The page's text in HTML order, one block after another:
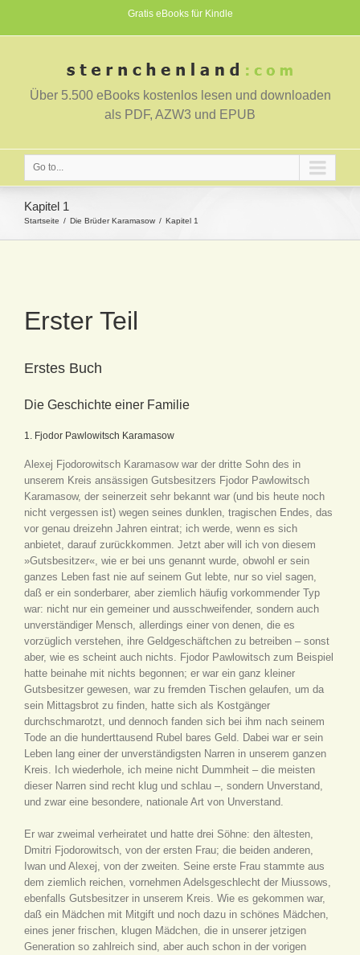
Gratis eBooks für Kindle
Über 5.500 eBooks kostenlos lesen und downloaden
als PDF, AZW3 und EPUB
Go to...
Kapitel 1
Startseite Die Brüder Karamasow Kapitel 1
Erster Teil
Erstes Buch
Die Geschichte einer Familie
1. Fjodor Pawlowitsch Karamasow
Alexej Fjodorowitsch Karamasow war der dritte Sohn des in
unserem Kreis ansässigen Gutsbesitzers Fjodor Pawlowitsch
Karamasow, der seinerzeit sehr bekannt war (und bis heute noch
nicht vergessen ist) wegen seines dunklen, tragischen Endes, das
vor genau dreizehn Jahren eintrat; ich werde, wenn es sich
anbietet, darauf zurückkommen. Jetzt aber will ich von diesem
»Gutsbesitzer«, wie er bei uns genannt wurde, obwohl er sein
ganzes Leben fast nie auf seinem Gut lebte, nur so viel sagen,
daß er ein sonderbarer, aber ziemlich häufig vorkommender Typ
war: nicht nur ein gemeiner und ausschweifender, sondern auch
unverständiger Mensch, allerdings einer von denen, die es
vorzüglich verstehen, ihre Geldgeschäftchen zu betreiben – sonst
aber, wie es scheint auch nichts. Fjodor Pawlowitsch zum Beispiel
hatte beinahe mit nichts begonnen; er war ein ganz kleiner
Gutsbesitzer gewesen, war zu fremden Tischen gelaufen, um da
sein Mittagsbrot zu finden, hatte sich als Kostgänger
durchschmarotzt, und dennoch fanden sich bei ihm nach seinem
Tode an die hunderttausend Rubel bares Geld. Dabei war er sein
Leben lang einer der unverständigsten Narren in unserem ganzen
Kreis. Ich wiederhole, ich meine nicht Dummheit – die meisten
dieser Narren sind recht klug und schlau –, sondern Unverstand,
und zwar eine besondere, nationale Art von Unverstand.
Er war zweimal verheiratet und hatte drei Söhne: den ältesten,
Dmitri Fjodorowitsch, von der ersten Frau; die beiden anderen,
Iwan und Alexej, von der zweiten. Seine erste Frau stammte aus
dem ziemlich reichen, vornehmen Adelsgeschlecht der Miussows,
ebenfalls Gutsbesitzer in unserem Kreis. Wie es gekommen war,
daß ein Mädchen mit Mitgift und noch dazu in schönes Mädchen,
eines jener frischen, klugen Mädchen, die in unserer jetzigen
Generation so zahlreich sind, aber auch schon in der vorigen